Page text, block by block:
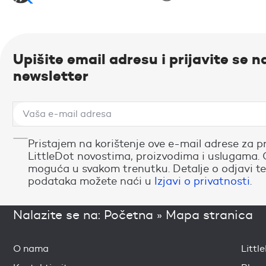
Upišite email adresu i prijavite se
newsletter
Pristajem na korištenje ove e-mail adrese za
LittleDot novostima, proizvodima i uslugama.
moguća u svakom trenutku. Detalje o odjavi
podataka možete naći u Izjavi o privatnosti.
Nalazite se na: Početna » Mapa stranica
O nama